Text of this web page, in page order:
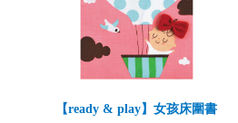
【ready & play】女孩床圍書